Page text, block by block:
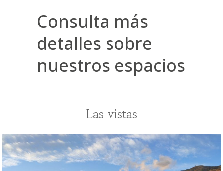
Consulta más
detalles sobre
nuestros espacios
Las vistas